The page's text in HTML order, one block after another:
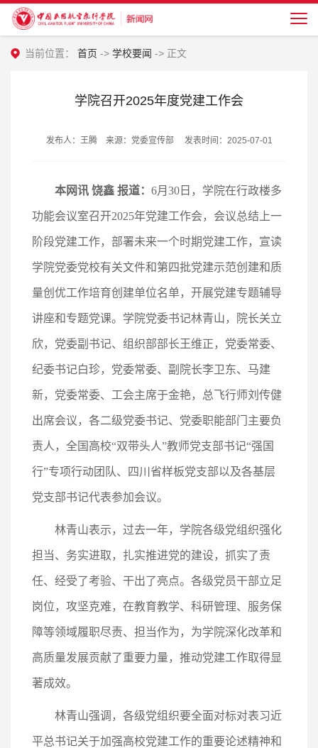
当前位置： 首页 -> 学校要闻 -> 正文
学院召开2025年度党建工作会
发布人：王腾 来源：党委宣传部 发表时间：2025-07-01
本网讯 饶鑫 报道： 6月30日，学院在行政楼多
功能会议室召开2025年党建工作会，会议总结上一
阶段党建工作，部署未来一个时期党建工作，宣读
学院党委党校有关文件和第四批党建示范创建和质
量创优工作培育创建单位名单，开展党建专题辅导
讲座和专题党课。学院党委书记林青山，院长关立
欣，党委副书记、组织部部长王维正，党委常委、
纪委书记白珍，党委常委、副院长李卫东、马建
新，党委常委、工会主席于金艳，总飞行师刘传健
出席会议，各二级党委书记、党委职能部门主要负
责人，全国高校“双带头人”教师党支部书记“强国
行”专项行动团队、四川省样板党支部以及各基层
党支部书记代表参加会议。
林青山表示，过去一年，学院各级党组织强化
担当、务实进取，扎实推进党的建设，抓实了责
任、经受了考验、干出了亮点。各级党员干部立足
岗位，攻坚克难，在教育教学、科研管理、服务保
障等领域履职尽责、担当作为，为学院深化改革和
高质量发展贡献了重要力量，推动党建工作取得显
著成效。
林青山强调，各级党组织要全面对标对表习近
平总书记关于加强高校党建工作的重要论述精神和